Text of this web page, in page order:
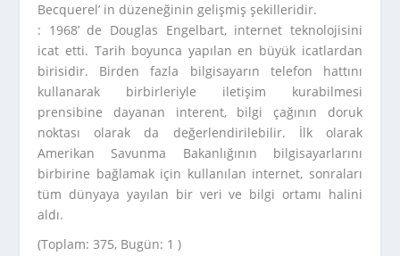
Becquerel’ in düzeneğinin gelişmiş şekilleridir.
: 1968’ de Douglas Engelbart, internet teknolojisini
icat etti. Tarih boyunca yapılan en büyük icatlardan
birisidir. Birden fazla bilgisayarın telefon hattını
kullanarak birbirleriyle iletişim kurabilmesi
prensibine dayanan interent, bilgi çağının doruk
noktası olarak da değerlendirilebilir. İlk olarak
Amerikan Savunma Bakanlığının bilgisayarlarını
birbirine bağlamak için kullanılan internet, sonraları
tüm dünyaya yayılan bir veri ve bilgi ortamı halini
aldı.
(Toplam: 375, Bugün: 1 )